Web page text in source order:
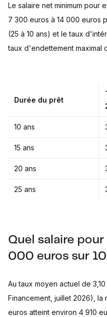
Le salaire net minimum pour
7 300 euros à 14 000 euros
(25 à 10 ans) et le taux
taux d'endettement maximal
Durée du prêt
10 ans
15 ans
20 ans
25 ans
Quel salaire
000 euros sur
Au taux moyen actuel de
Financement, juillet 2026),
euros atteint environ 4 910